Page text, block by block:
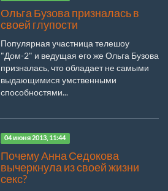
Ольга Бузова призналась в
своей глупости
Популярная участница телешоу
"Дом-2" и ведущая его же Ольга Бузова
призналась, что обладает не самыми
выдающимися умственными
способностями...
04 июня 2013, 11:44
Почему Анна Седокова
вычеркнула из своей жизни
секс?